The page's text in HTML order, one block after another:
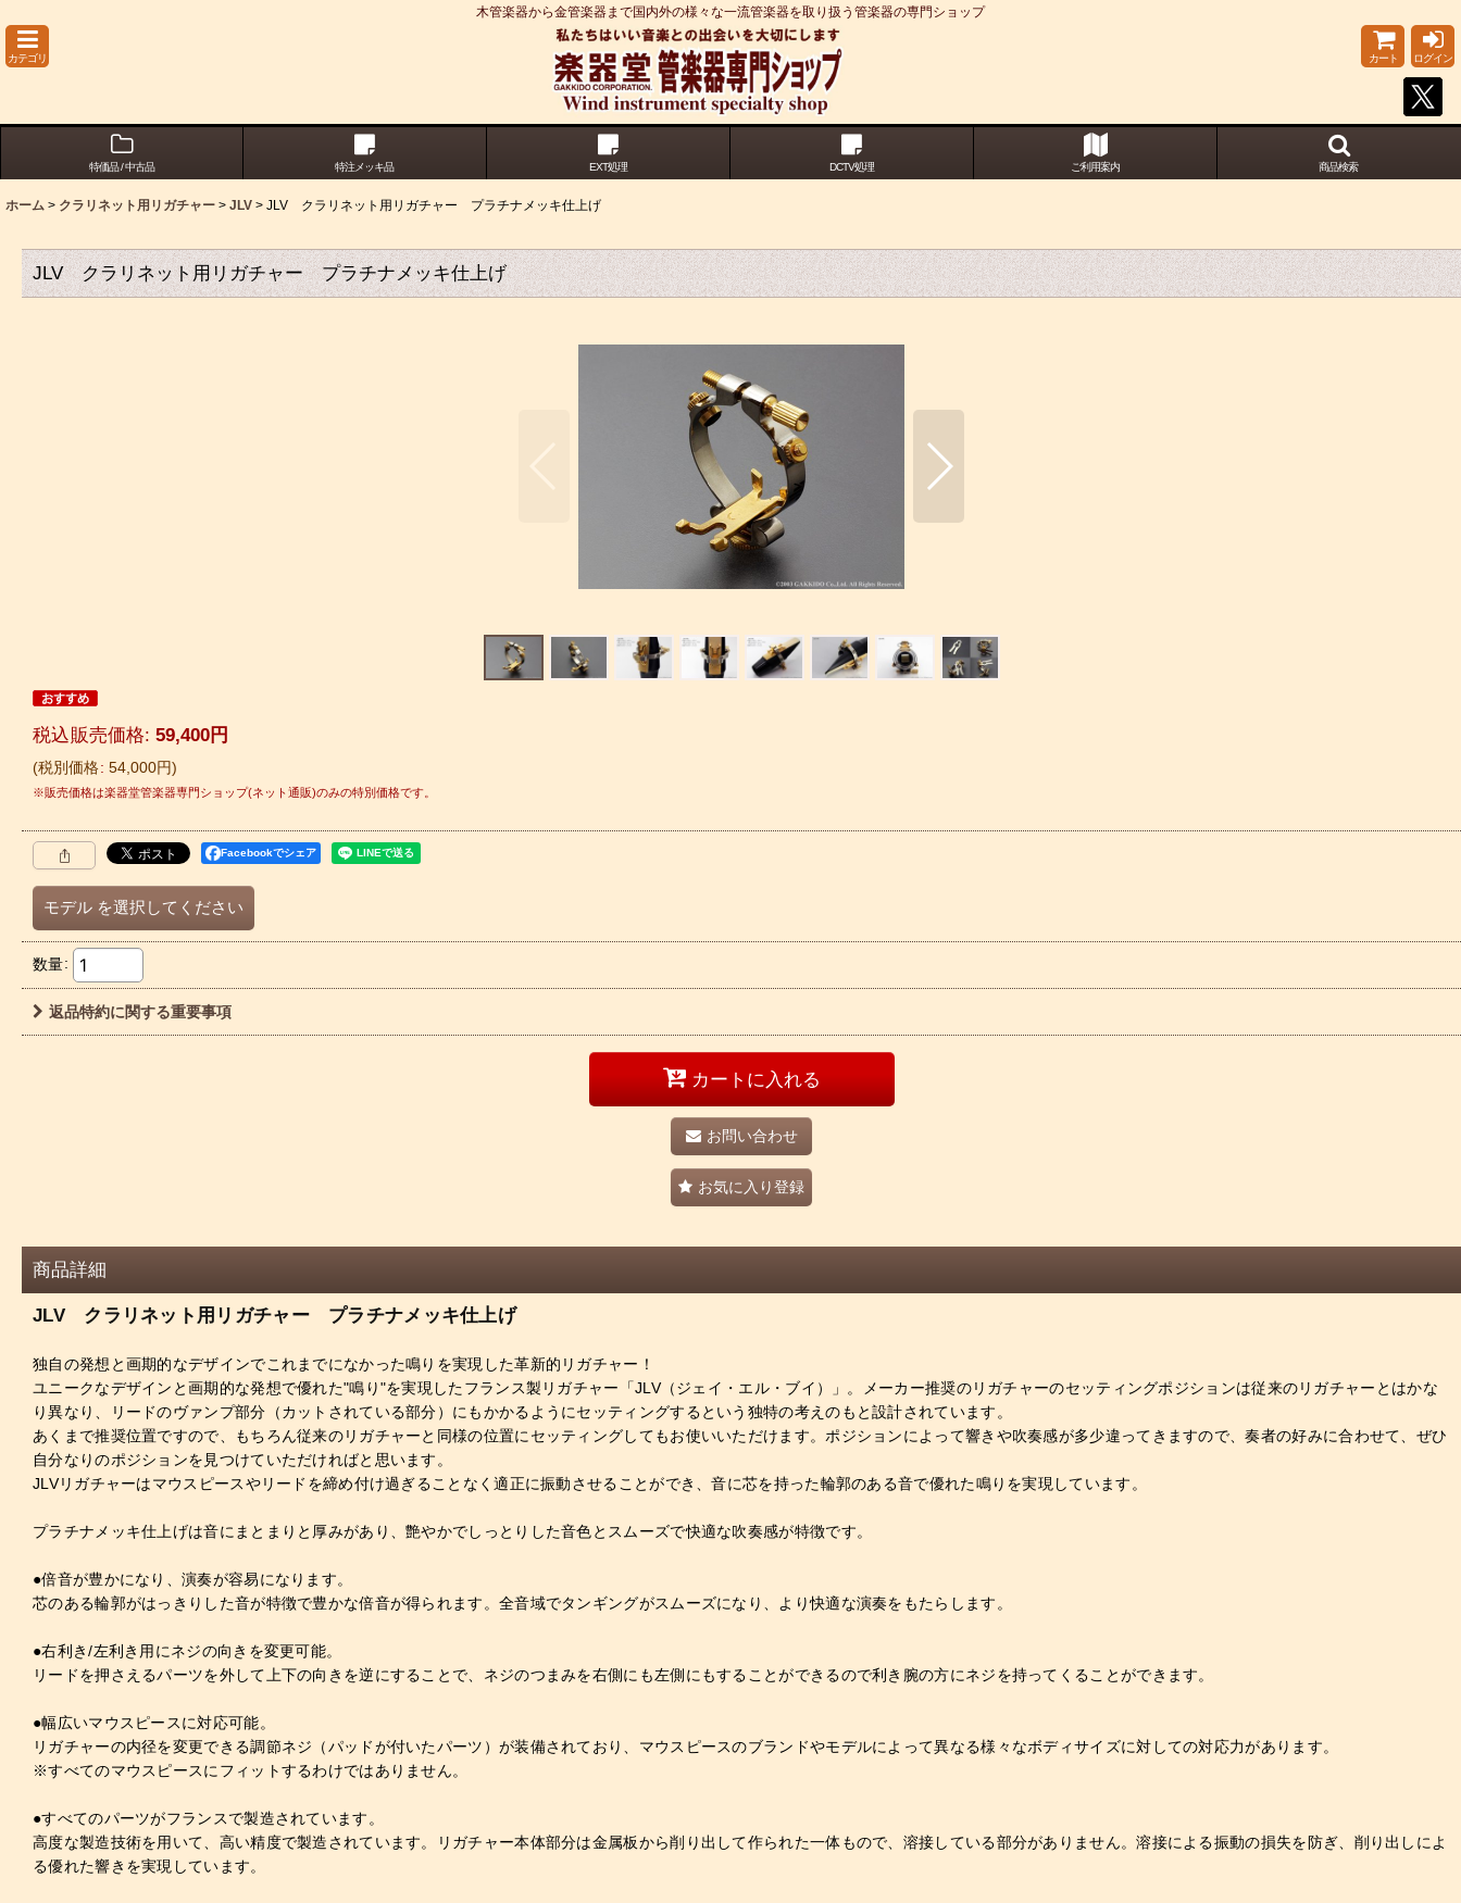
木管楽器から金管楽器まで国内外の様々な一流管楽器を取り扱う管楽器の専門ショップ
カテゴリ カート ログイン
特価品 / 中古品 特注メッキ品 EXT処理 DCTV処理 ご利用案内 商品検索
ホーム > クラリネット用リガチャー > JLV > JLV クラリネット用リガチャー プラチナメッキ仕上げ
JLV クラリネット用リガチャー プラチナメッキ仕上げ
税別価格: 54,000円
税込 : 59,400円
Facebookでシェア
モデル を選択してください
数量:
返品特約に関する重要事項
カートに入れる
お問い合わせ
お気に入り登録
商品詳細
JLV クラリネット用リガチャー プラチナメッキ仕上げ
独自の発想と画期的なデザインでこれまでになかった鳴りを実現した革新的リガチャー！
ユニークなデザインと画期的な発想で優れた"鳴り"を実現したフランス製リガチャー「JLV（ジェイ・エル・ブイ）」。メーカー推奨のリガチャーのセッティングポジションは従来のリガチャーとはかな
り異なり、リードのヴァンプ部分（カットされている部分）にもかかるようにセッティングするという独特の考えのもと設計されています。
あくまで推奨位置ですので、もちろん従来のリガチャーと同様の位置にセッティングしてもお使いいただけます。ポジションによって響きや吹奏感が多少違ってきますので、奏者の好みに合わせて、ぜひ
自分なりのポジションを見つけていただければと思います。
JLVリガチャーはマウスピースやリードを締め付け過ぎることなく適正に振動させることができ、音に芯を持った輪郭のある音で優れた鳴りを実現しています。
プラチナメッキ仕上げは音にまとまりと厚みがあり、艶やかでしっとりした音色とスムーズで快適な吹奏感が特徴です。
●倍音が豊かになり、演奏が容易になります。
芯のある輪郭がはっきりした音が特徴で豊かな倍音が得られます。全音域でタンギングがスムーズになり、より快適な演奏をもたらします。
●右利き/左利き用にネジの向きを変更可能。
リードを押さえるパーツを外して上下の向きを逆にすることで、ネジのつまみを右側にも左側にもすることができるので利き腕の方にネジを持ってくることができます。
●幅広いマウスピースに対応可能。
リガチャーの内径を変更できる調節ネジ（パッドが付いたパーツ）が装備されており、マウスピースのブランドやモデルによって異なる様々なボディサイズに対しての対応力があります。
※すべてのマウスピースにフィットするわけではありません。
●すべてのパーツがフランスで製造されています。
高度な製造技術を用いて、高い精度で製造されています。リガチャー本体部分は金属板から削り出して作られた一体もので、溶接している部分がありません。溶接による振動の損失を防ぎ、削り出しによ
る優れた響きを実現しています。